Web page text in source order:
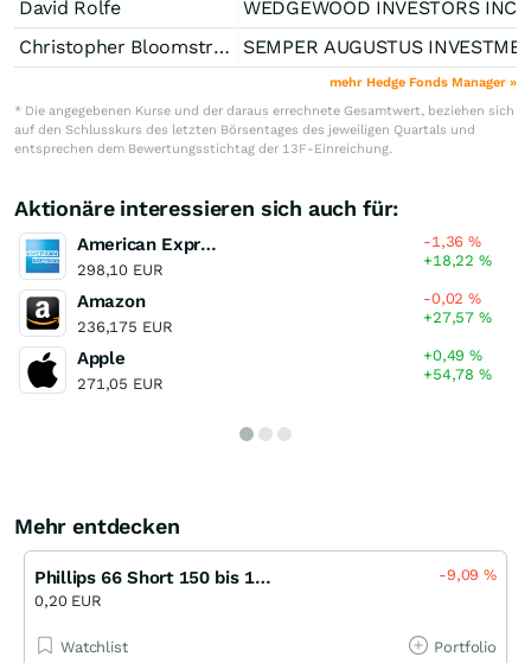
David Rolfe
Christopher Bloomstran
mehr Hedge Fonds Manager »
* Die angegebenen Kurse und der daraus errechnete Gesamtwert, beziehen sich
auf den Schlusskurs des letzten Börsentages des jeweiligen Quartals und
entsprechen dem Bewertungsstichtag der 13F-Einreichung.
Aktionäre interessieren sich auch für:
American Express
298,10 EUR
-1,36%
+18,22%
Amazon
236,175 EUR
-0,02%
+27,57%
Apple
271,05 EUR
+0,49%
+54,78%
Mehr entdecken
Phillips 66 Short 150 bis 12/2026 (JPM)
0,20 EUR
-9,09%
Watchlist Portfolio